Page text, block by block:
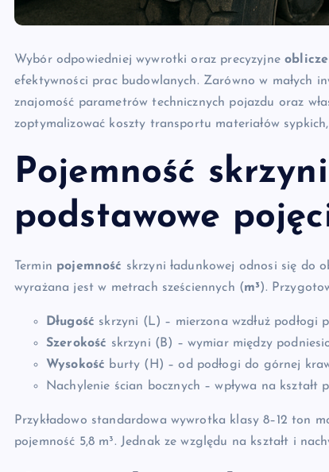
Wybór odpowiedniej wywrotki oraz precyzyjne
efektywności prac budowlanych. Zarówno w małych
znajomość parametrów technicznych pojazdu oraz
zoptymalizować koszty transportu materiałów
Pojemność
podstawowe
Termin pojemność skrzyni ładunkowej odnosi się do
wyrażana jest w metrach sześciennych (m³).
Długość skrzyni (L) – mierzona wzdłuż podłogi
Szerokość skrzyni (B) – wymiar między
Wysokość burty (H) – od podłogi do górnej
Nachylenie ścian bocznych – wpływa na
Przykładowo standardowa wywrotka klasy 8–12 ton
pojemność 5,8 m³. Jednak ze względu na kształt i